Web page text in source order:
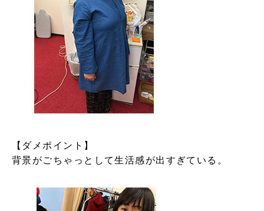
【ダメポイント】
背景がごちゃっとして生活感が出すぎている。